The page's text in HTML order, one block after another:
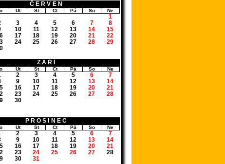
ČERVEN
Út St Čt Pá So
Ne
1
3 4 5 6 7 8
10 11 12 13 14 15
17 18 19 20 21 22
24 25 26 27 28 29
ZÁŘÍ
Út St Čt Pá So
Ne
2 3 4 5 6 7
9 10 11 12 13 14
16 17 18 19 20 21
23 24 25 26 27 28
30
PROSINEC
Út St Čt Pá So
Ne
2 3 4 5 6 7
9 10 11 12 13 14
16 17 18 19 20 21
23 24 25 26 27 28
30 31